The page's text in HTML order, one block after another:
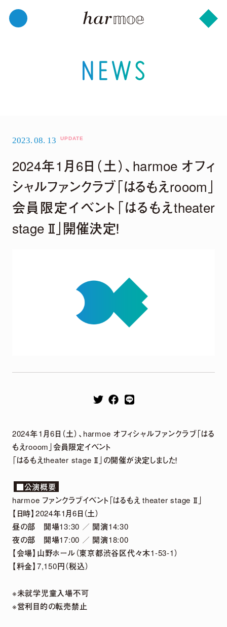
It's a parallel world
harmoe Remix EP 2026年4月22日（水）発売決定！
M1.「旅しよ！don’t you？」（Tomggg Remix）
M3.「QUEEN」(TORIENA Remix）
M4.「HyperLoveSong」（KOTONOHOUSE Remix）
2026. 07.29
2023. 08. 13
2024年1月6日（土）、harmoe オフィ
シャルファンクラブ「はるもえrooom」
会員限定イベント「はるもえtheater
stage Ⅱ」開催決定！
2024年1月6日（土）、harmoe オフィシャルファンクラブ「はる
もえrooom」会員限定イベント
「はるもえtheater stage Ⅱ」の開催が決定しました！
■公演概要
harmoe ファンクラブイベント「はるもえ theater stage Ⅱ」
【日時】2024年1月6日（土）
昼の部 開場13:30 ／ 開演14:30
夜の部 開場17:00 ／ 開演18:00
【会場】山野ホール（東京都渋谷区代々木1-53-1）
【料金】7,150円（税込）
※未就学児童入場不可
※営利目的の転売禁止